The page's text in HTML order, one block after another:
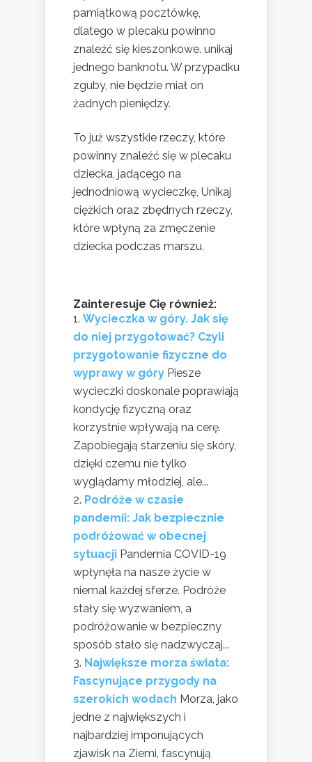
pamiątkową pocztówkę,
dlatego w plecaku powinno
znaleźć się kieszonkowe. unikaj
jednego banknotu. W przypadku
zguby, nie będzie miał on
żadnych pieniędzy.
To już wszystkie rzeczy, które
powinny znaleźć się w plecaku
dziecka, jadącego na
jednodniową wycieczkę, Unikaj
ciężkich oraz zbędnych rzeczy,
które wpłyną za zmęczenie
dziecka podczas marszu.
Zainteresuje Cię również:
Wycieczka w góry. Jak się
do niej przygotować? Czyli
przygotowanie fizyczne do
wyprawy w góry Piesze
wycieczki doskonale poprawiają
kondycję fizyczną oraz
korzystnie wpływają na cerę.
Zapobiegają starzeniu się skóry,
dzięki czemu nie tylko
wyglądamy młodziej, ale...
Podróże w czasie
pandemii: Jak bezpiecznie
podróżować w obecnej
sytuacji Pandemia COVID-19
wpłynęła na nasze życie w
niemal każdej sferze. Podróże
stały się wyzwaniem, a
podróżowanie w bezpieczny
sposób stało się nadzwyczaj...
Największe morza świata:
Fascynujące przygody na
szerokich wodach Morza, jako
jedne z największych i
najbardziej imponujących
zjawisk na Ziemi, fascynują